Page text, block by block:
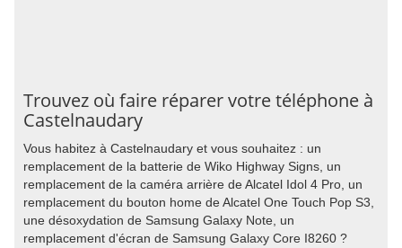
Trouvez où faire réparer votre téléphone à
Castelnaudary
Vous habitez à Castelnaudary et vous souhaitez : un
remplacement de la batterie de Wiko Highway Signs, un
remplacement de la caméra arrière de Alcatel Idol 4 Pro, un
remplacement du bouton home de Alcatel One Touch Pop S3,
une désoxydation de Samsung Galaxy Note, un
remplacement d'écran de Samsung Galaxy Core I8260 ?